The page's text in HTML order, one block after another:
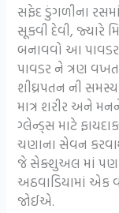
સફેદ ડુંગળીના રસમાં
સૂકવી દેવી, જ્યારે
બનાવવો આ
પાવડર ને ત્રણ
શીઘ્રપતન ની
માત્ર શરીર અને
ગ્લેન્ડ્સ માટે
ચણાના સેવન
જે સેક્શુઅલ માં પણ
અઠવાડિયામાં
જોઈએ.